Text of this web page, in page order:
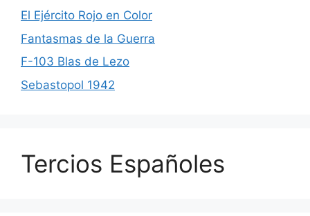
El Ejército Rojo en Color
Fantasmas de la Guerra
F-103 Blas de Lezo
Sebastopol 1942
Tercios Españoles